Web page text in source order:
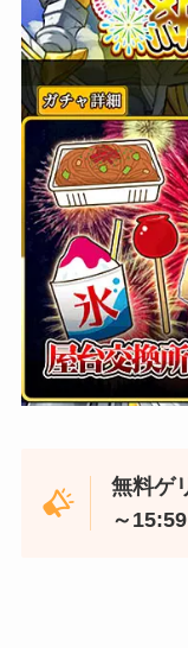
無料ゲ
～15:59